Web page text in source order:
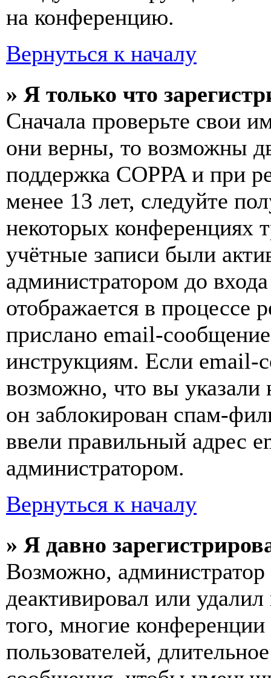
на конференцию.
Вернуться к началу
» Я только что
Сначала проверьте свои
они верны, то возможны
поддержка COPPA и при
менее 13 лет, следуйте
некоторых конференциях
учётные записи были
администратором до
отображается в процессе
прислано email-
инструкциям. Если email-
возможно, что вы
он заблокирован спам-
ввели правильный адрес
администратором.
Вернуться к началу
» Я давно
Возможно,
деактивировал или
того, многие
пользователей,